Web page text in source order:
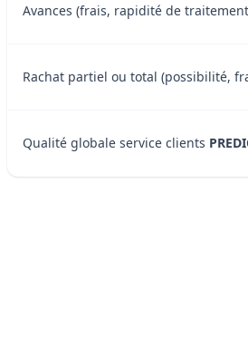
Avances (frais, rapidité de
Rachat partiel ou total (possibilité,
Qualité globale service clients